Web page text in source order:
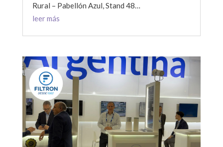
Rural – Pabellón Azul, Stand 48…
leer más